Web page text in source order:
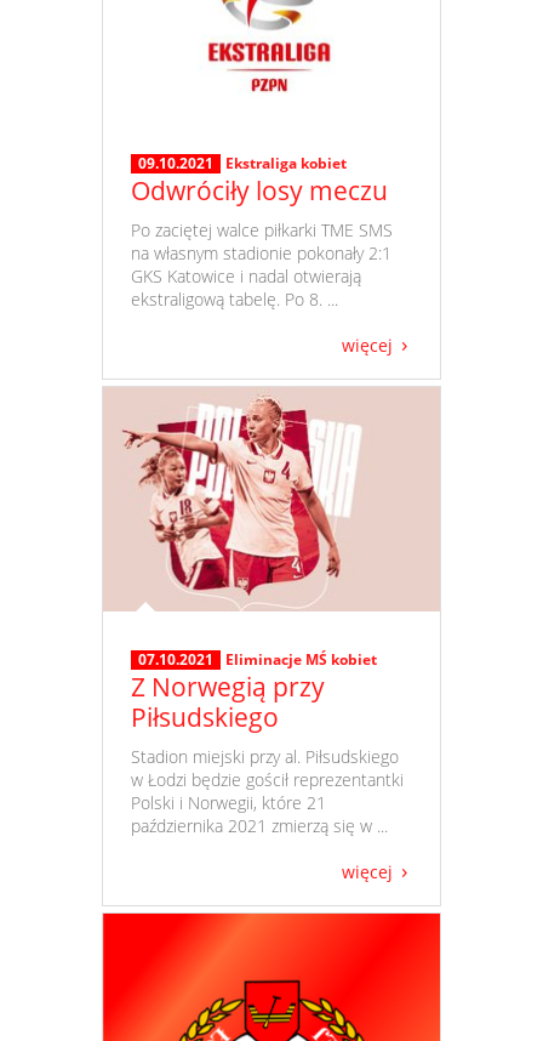
09.10.2021 Ekstraliga kobiet
Odwróciły losy meczu
​ Po zaciętej walce piłkarki TME SMS
na własnym stadionie pokonały 2:1
GKS Katowice i nadal otwierają
ekstraligową tabelę. Po 8. ...
więcej
07.10.2021 Eliminacje MŚ kobiet
Z Norwegią przy
Piłsudskiego
​ Stadion miejski przy al. Piłsudskiego
w Łodzi będzie gościł reprezentantki
Polski i Norwegii, które 21
października 2021 zmierzą się w ...
więcej